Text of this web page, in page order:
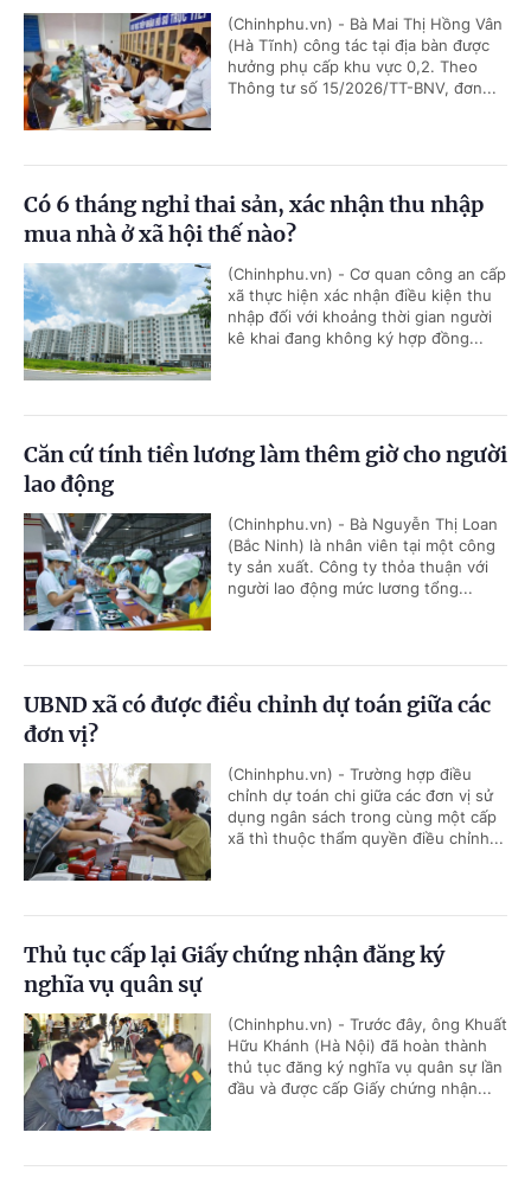
(Chinhphu.vn) - Bà Mai Thị Hồng Vân
(Hà Tĩnh) công tác tại địa bàn được
hưởng phụ cấp khu vực 0,2. Theo
Thông tư số 15/2026/TT-BNV, đơn...
Có 6 tháng nghỉ thai sản, xác nhận thu nhập
mua nhà ở xã hội thế nào?
(Chinhphu.vn) - Cơ quan công an cấp
xã thực hiện xác nhận điều kiện thu
nhập đối với khoảng thời gian người
kê khai đang không ký hợp đồng...
Căn cứ tính tiền lương làm thêm giờ cho người
lao động
(Chinhphu.vn) - Bà Nguyễn Thị Loan
(Bắc Ninh) là nhân viên tại một công
ty sản xuất. Công ty thỏa thuận với
người lao động mức lương tổng...
UBND xã có được điều chỉnh dự toán giữa các
đơn vị?
(Chinhphu.vn) - Trường hợp điều
chỉnh dự toán chi giữa các đơn vị sử
dụng ngân sách trong cùng một cấp
xã thì thuộc thẩm quyền điều chỉnh...
Thủ tục cấp lại Giấy chứng nhận đăng ký
nghĩa vụ quân sự
(Chinhphu.vn) - Trước đây, ông Khuất
Hữu Khánh (Hà Nội) đã hoàn thành
thủ tục đăng ký nghĩa vụ quân sự lần
đầu và được cấp Giấy chứng nhận...